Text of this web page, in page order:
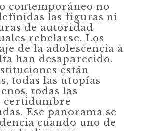
contemporáneo no
las figuras ni
de autoridad
rebelarse. Los
de la adolescencia a
han desaparecido.
están
todas las utopías
todas las
certidumbre
Ese panorama se
cuando uno de